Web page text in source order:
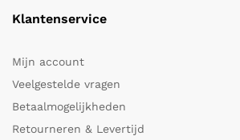
Klantenservice
Mijn account
Veelgestelde vragen
Betaalmogelijkheden
Retourneren & Levertijd